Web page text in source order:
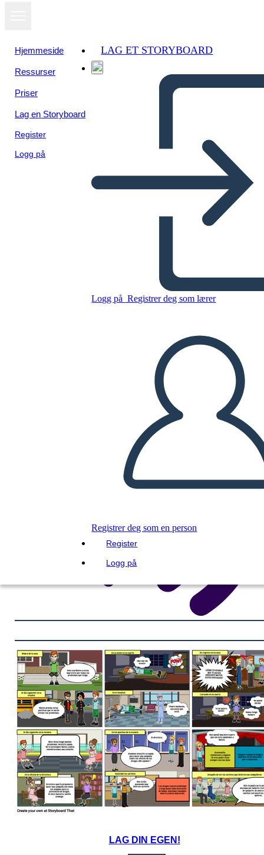
Hjemmeside
Ressurser
Priser
Lag en Storyboard
Register
Logg på
LAG ET STORYBOARD
Logg på Registrer deg som lærer
Registrer deg som en person
Register
Logg på
SPILLE AV LYSBILDEFREMVISNING
LES FOR MEG
Vis som
lysbildefremvisning
LAG DIN EGEN!